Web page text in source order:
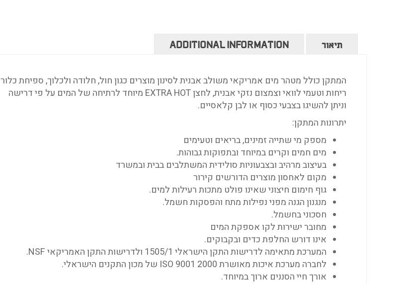
תיאור ADDITIONAL INFORMATION
המתקן כולל מטהר מים אמריקאי משולב אבנית לסינון מוצרים כגון חול, חלודה ולכלוך, ספיחת כלור
ריחות וטעמי לוואי וצמצום נזקי אבנית, לחצןEXTRA HOT מיוחד לרתיחה של המים על פי דרישה
וניתן להשיגו בצבעי כסוף או לבן קלאסיים.
יתרונות המתקן:
מספק מי שתייה זמינים, בריאים וטעימים
מים חמים וקרים במיוחד ובתפוקות גבוהות.
בעיצוב מרהיב ובצבעוניות סולידית המשתלבים בבית ובמשרד
מקום לאחסון מוצרים הדורשים קירור
גוף חימום חיצוני שאינו פולט מתכות רעילות למים.
מנגנון הגנה מפני נפילות מתח והפסקות חשמל.
חסכוני בחשמל.
מחובר ישירות לקו אספקת המים
אינו דורש החלפת כדים ובקבוקים.
המערכת מתאימה לדרישות התקן הישראלי 1505/1 ולדרישות התקן האמריקאי
NSF
.
לחברה מערכת איכות מאושרתISO 9001 2000 של מכון התקנים הישראלי.
אורך חיי הסננים ארוך במיוחד.